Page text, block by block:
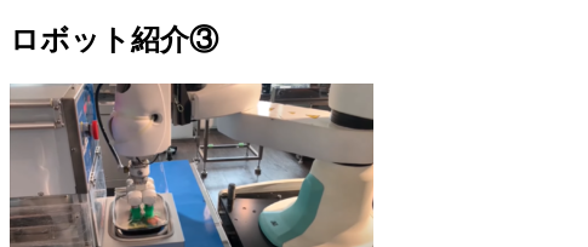
ロボット紹介③